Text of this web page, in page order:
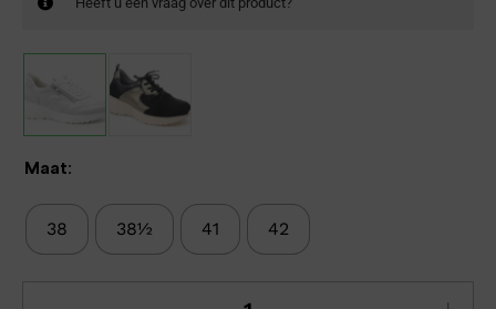
Maat:
38 38½ 41 42